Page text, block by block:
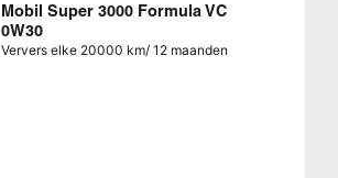
Mobil Super 3000 Formula VC
0W30
Ververs elke 20000 km/ 12 maanden